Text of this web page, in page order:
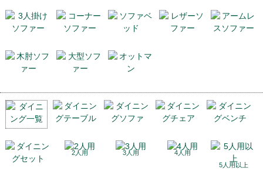
2人用 3人用
4人用
5人用以上